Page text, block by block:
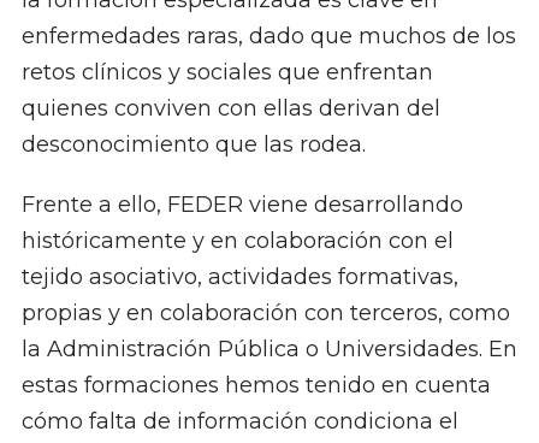
enfermedades raras, dado que muchos de los
retos clínicos y sociales que enfrentan
quienes conviven con ellas derivan del
desconocimiento que las rodea.
Frente a ello, FEDER viene desarrollando
históricamente y en colaboración con el
tejido asociativo, actividades formativas,
propias y en colaboración con terceros, como
la Administración Pública o Universidades. En
estas formaciones hemos tenido en cuenta
cómo falta de información condiciona el